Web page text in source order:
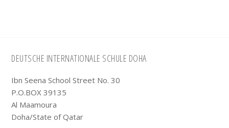
Footer
DEUTSCHE INTERNATIONALE SCHULE DOHA
Ibn Seena School Street No. 30
P.O.BOX 39135
Al Maamoura
Doha/State of Qatar